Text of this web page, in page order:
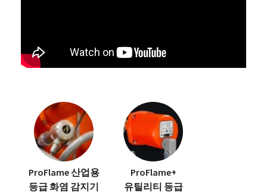
ProFlame 산업용
등급 화염 감지기
ProFlame+
유틸리티 등급